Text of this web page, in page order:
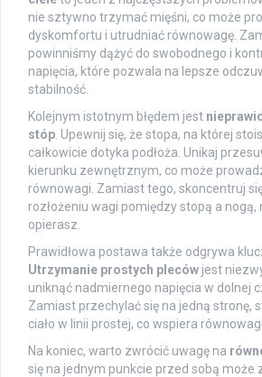
nie sztywno trzymać mięśni, co może
dyskomfortu i utrudniać równowagę.
powinniśmy dążyć do swobodnego i
napięcia, które pozwala na lepsze
stabilność.
Kolejnym istotnym błędem jest
stóp . Upewnij się, że stopa, na której
całkowicie dotyka podłoża. Unikaj
kierunku zewnętrznym, co może
równowagi. Zamiast tego, skoncentruj
rozłożeniu wagi pomiędzy stopą a nogą,
opierasz.
Prawidłowa postawa także odgrywa
Utrzymanie prostych pleców jest
uniknąć nadmiernego napięcia w dolnej
Zamiast przechylać się na jedną stronę,
ciało w linii prostej, co wspiera
Na koniec, warto zwrócić uwagę na
się na jednym punkcie przed sobą może